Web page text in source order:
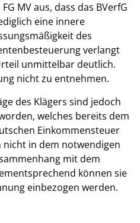
MV aus, dass das BVerfG
eine innere
des
verlangt
unmittelbar deutlich.
nicht zu entnehmen.
des Klägers sind jedoch
welches bereits dem
Einkommensteuer
nicht in dem notwendigen
mit dem
können sie
einbezogen werden.